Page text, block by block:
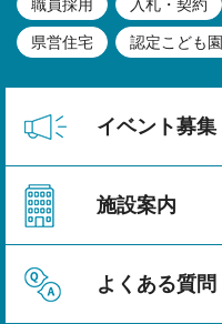
職員採用 入札・契約
県営住宅 認定こども園
イベント募集
施設案内
よくある質問